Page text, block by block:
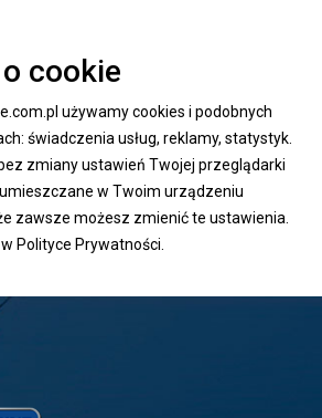
cookie
używamy cookies i podobnych
świadczenia usług, reklamy, statystyk.
zmiany ustawień Twojej przeglądarki
w Twoim urządzeniu
zawsze możesz zmienić te ustawienia.
Polityce Prywatności